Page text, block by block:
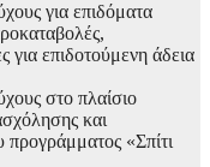
για επιδόματα
επιδοτούμενη άδεια
στο πλαίσιο
και
«Σπίτι